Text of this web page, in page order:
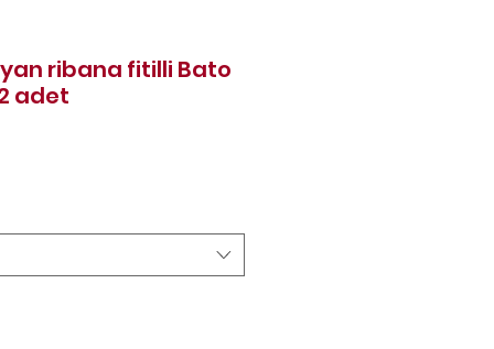
ribana fitilli Bato
adet